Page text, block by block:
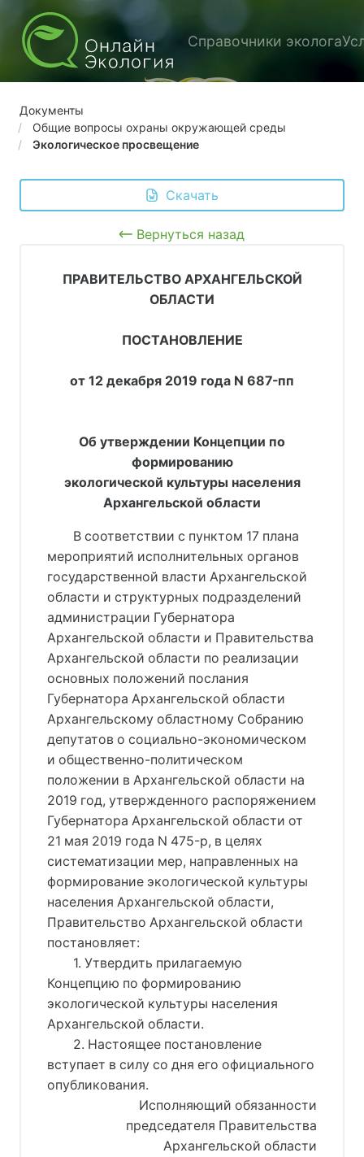
Справочники эколога
Документы
Общие вопросы охраны окружающей среды
Экологическое просвещение
Скачать
Вернуться назад
ПРАВИТЕЛЬСТВО АРХАНГЕЛЬСКОЙ
ОБЛАСТИ
ПОСТАНОВЛЕНИЕ
от 12 декабря 2019 года N 687-пп
Об утверждении Концепции по
формированию
экологической культуры населения
Архангельской области
В соответствии с пунктом 17 плана
мероприятий исполнительных органов
государственной власти Архангельской
области и структурных подразделений
администрации Губернатора
Архангельской области и Правительства
Архангельской области по реализации
основных положений послания
Губернатора Архангельской области
Архангельскому областному Собранию
депутатов о социально-экономическом
и общественно-политическом
положении в Архангельской области на
2019 год, утвержденного распоряжением
Губернатора Архангельской области от
21 мая 2019 года N 475-р, в целях
систематизации мер, направленных на
формирование экологической культуры
населения Архангельской области,
Правительство Архангельской области
постановляет:
1. Утвердить прилагаемую
Концепцию по формированию
экологической культуры населения
Архангельской области.
2. Настоящее постановление
вступает в силу со дня его официального
опубликования.
Исполняющий обязанности
председателя Правительства
Архангельской области